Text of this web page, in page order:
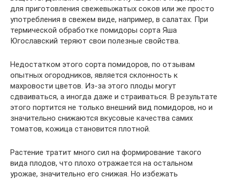
для приготовления свежевыжатых соков или же просто
употребления в свежем виде, например, в салатах. При
термической обработке помидоры сорта Яша
Югославский теряют свои полезные свойства.
Недостатком этого сорта помидоров, по отзывам
опытных огородников, является склонность к
махровости цветов. Из-за этого плоды могут
сдваиваться, а иногда даже и страиваться. В результате
этого портится не только внешний вид помидоров, но и
значительно снижаются вкусовые качества самих
томатов, кожица становится плотной.
Растение тратит много сил на формирование такого
вида плодов, что плохо отражается на остальном
урожае, значительно его снижая. Но избежать